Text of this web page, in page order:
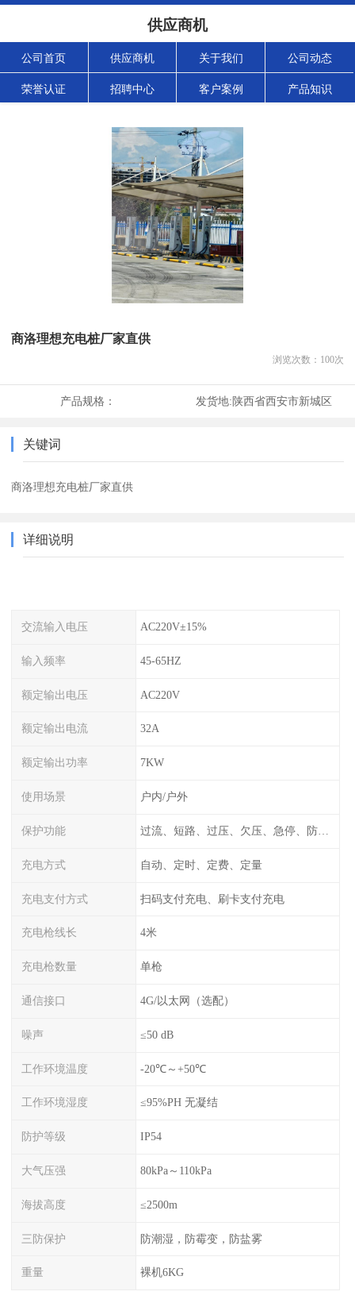
供应商机
公司首页 供应商机 关于我们 公司动态
荣誉认证 招聘中心 客户案例 产品知识
商洛理想充电桩厂家直供
浏览次数： 100次
产品规格： 发货地:陕西省西安市新城区
关键词
商洛理想充电桩厂家直供
详细说明
交流输入电压 AC220V±15%
输入频率 45-65HZ
额定输出电压 AC220V
额定输出电流 32A
额定输出功率 7KW
使用场景 户内/户外
保护功能 过流、短路、过压、欠压、急停、防雷、漏电保护
充电方式 自动、定时、定费、定量
充电支付方式 扫码支付充电、刷卡支付充电
充电枪线长 4米
充电枪数量 单枪
通信接口 4G/以太网（选配）
噪声 ≤50 dB
工作环境温度 -20℃～+50℃
工作环境湿度 ≤95%PH 无凝结
防护等级 IP54
大气压强 80kPa～110kPa
海拔高度 ≤2500m
三防保护 防潮湿，防霉变，防盐雾
重量 裸机6KG